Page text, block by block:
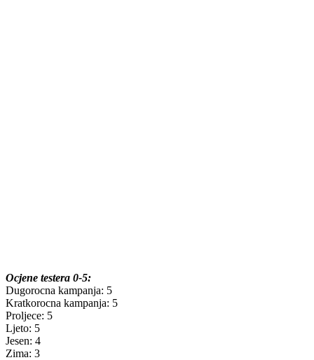
Ocjene testera 0-5:
Dugorocna kampanja: 5
Kratkorocna kampanja: 5
Proljece: 5
Ljeto: 5
Jesen: 4
Zima: 3